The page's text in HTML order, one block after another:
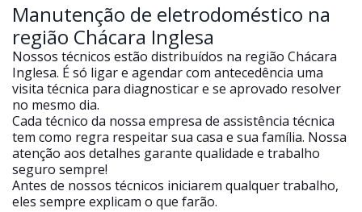
Manutenção de eletrodoméstico na
região Chácara Inglesa
Nossos técnicos estão distribuídos na região Chácara
Inglesa. É só ligar e agendar com antecedência uma
visita técnica para diagnosticar e se aprovado resolver
no mesmo dia.
Cada técnico da nossa empresa de assistência técnica
tem como regra respeitar sua casa e sua família. Nossa
atenção aos detalhes garante qualidade e trabalho
seguro sempre!
Antes de nossos técnicos iniciarem qualquer trabalho,
eles sempre explicam o que farão.